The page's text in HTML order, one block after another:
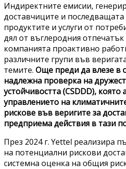
Индиректните емисии,
доставчиците и последващата
продуктите и услуги от
дял от въглеродния
компанията проактивно
различните групи във
темите. Още преди да влезе в
надлежна проверка на
устойчивостта (CSDDD),
управлението на
рискове във веригите за
предприема действия в тази
През 2024 г. Yettel реализира
на потенциални рискови
системна оценка на общия